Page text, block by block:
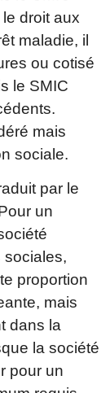
droit aux
maladie, il
ou cotisé
le SMIC
mais
sociale.
par le
un
sociales,
proportion
mais
dans la
la société
pour un